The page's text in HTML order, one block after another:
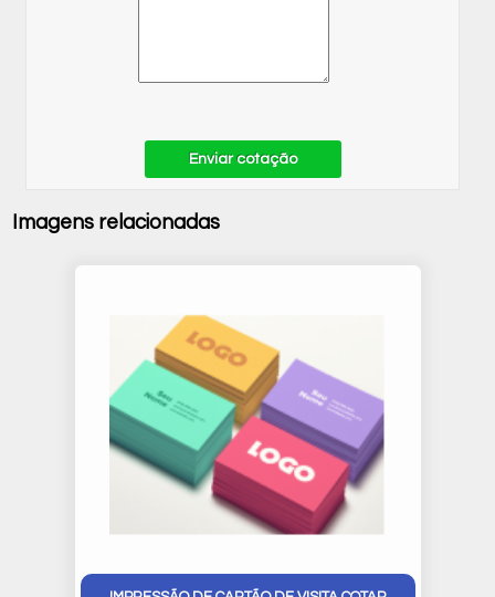
Enviar cotação
Imagens relacionadas